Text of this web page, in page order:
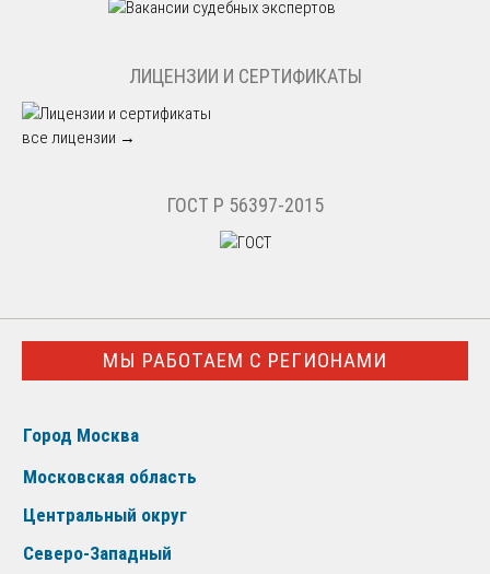
ЛИЦЕНЗИИ И СЕРТИФИКАТЫ
все лицензии →
ГОСТ Р 56397-2015
МЫ РАБОТАЕМ С РЕГИОНАМИ
Город Москва
Московская область
Центральный округ
Северо-Западный